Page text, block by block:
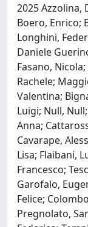
2025 Azzolina,
Boero, Enrico;
Longhini,
Daniele
Fasano,
Rachele;
Valentina;
Luigi; Null,
Anna;
Cavarape,
Lisa; Flaibani,
Francesco;
Garofalo,
Felice;
Pregnolato,